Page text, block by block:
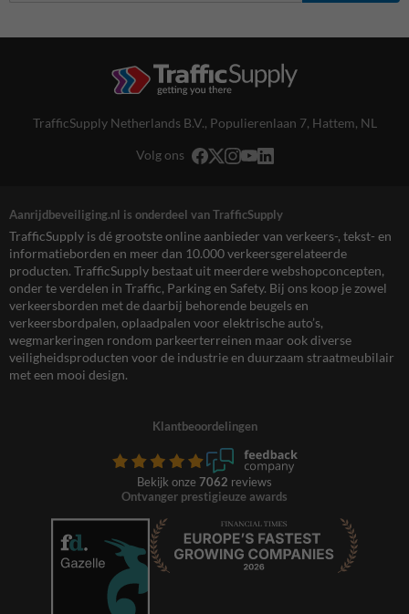
TrafficSupply Netherlands B.V., Populierenlaan 7, Hattem, NL
Volg ons
Aanrijdbeveiliging.nl is onderdeel van TrafficSupply
TrafficSupply is dé grootste online aanbieder van verkeers-, tekst- en
informatieborden en meer dan 10.000 verkeersgerelateerde
producten. TrafficSupply bestaat uit meerdere webshopconcepten,
onder te verdelen in Traffic, Parking en Safety. Bij ons koop je zowel
verkeersborden met de daarbij behorende beugels en
verkeersbordpalen, oplaadpalen voor elektrische auto’s,
wegmarkeringen rondom parkeerterreinen maar ook diverse
veiligheidsproducten voor de industrie en duurzaam straatmeubilair
met een mooi design.
Klantbeoordelingen
Bekijk onze 7062 reviews
Ontvanger prestigieuze awards